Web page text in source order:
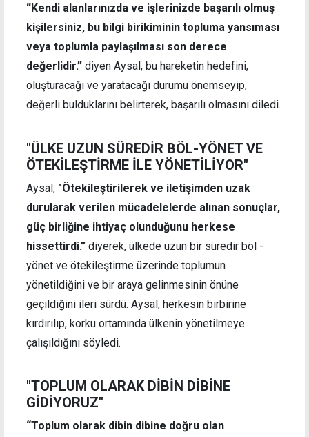
“Kendi alanlarınızda ve işlerinizde başarılı olmuş
kişilersiniz, bu bilgi birikiminin topluma yansıması
veya toplumla paylaşılması son derece
değerlidir.” diyen Aysal, bu hareketin hedefini,
oluşturacağı ve yaratacağı durumu önemseyip,
değerli bulduklarını belirterek, başarılı olmasını diledi.
"ÜLKE UZUN SÜREDİR BÖL-YÖNET VE
ÖTEKİLEŞTİRME İLE YÖNETİLİYOR"
Aysal, "Ötekileştirilerek ve iletişimden uzak
durularak verilen mücadelelerde alınan sonuçlar,
güç birliğine ihtiyaç olunduğunu herkese
hissettirdi.” diyerek, ülkede uzun bir süredir böl -
yönet ve ötekileştirme üzerinde toplumun
yönetildiğini ve bir araya gelinmesinin önüne
geçildiğini ileri sürdü. Aysal, herkesin birbirine
kırdırılıp, korku ortamında ülkenin yönetilmeye
çalışıldığını söyledi.
"TOPLUM OLARAK DİBİN DİBİNE
GİDİYORUZ"
“Toplum olarak dibin dibine doğru olan